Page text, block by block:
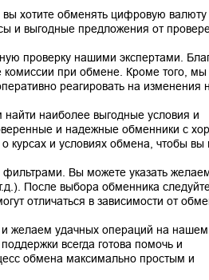
хотите обменять цифровую валюту
и выгодные предложения от
проверку нашими экспертами.
при обмене. Кроме того, мы
реагировать на изменения
наиболее выгодные условия и
и надежные обменники с
и условиях обмена, чтобы вы
Вы можете указать
После выбора обменника
отличаться в зависимости от
желаем удачных операций на нашем
всегда готова помочь и
обмена максимально простым и